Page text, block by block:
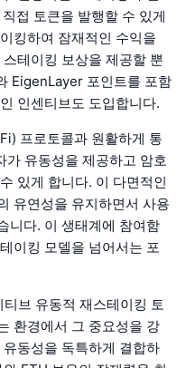
접 토큰을 발행할 수 있게
킹하여 잠재적인 수익을
테이킹 보상을 제공할 뿐
EigenLayer 포인트를 포함
인센티브도 도입합니다.
프로토콜과 원활하게 통
가 유동성을 제공하고 암호
있게 합니다. 이 다면적인
유연성을 유지하면서 사용
니다. 이 생태계에 참여함
이킹 모델을 넘어서는 포
브 유동적 재스테이킹 토
환경에서 그 중요성을 강
동성을 독특하게 결합하